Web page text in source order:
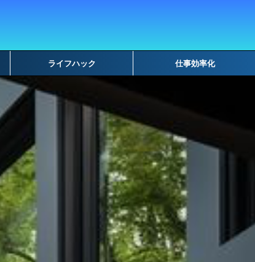
ライフハック 仕事効率化